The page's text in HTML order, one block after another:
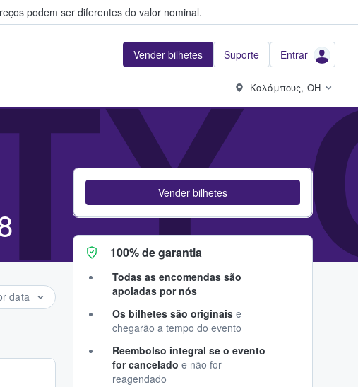
podem ser diferentes do valor nominal.
Vender bilhetes Suporte Entrar
Κολόμπους, OH
data
Vender bilhetes
100% de garantia
Todas as encomendas são
apoiadas por nós
Os bilhetes são originais e
chegarão a tempo do evento
Reembolso integral se o evento
for cancelado e não for
reagendado